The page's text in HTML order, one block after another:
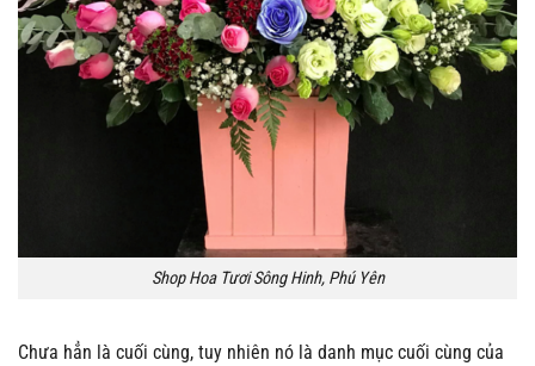
Shop Hoa Tươi Sông Hinh, Phú Yên
Chưa hẳn là cuối cùng, tuy nhiên nó là danh mục cuối cùng của